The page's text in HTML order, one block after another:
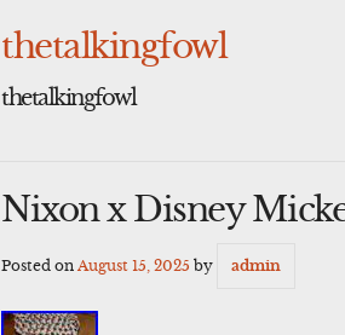
thetalkingfowl
thetalkingfowl
Nixon x Disney
Posted onAugust 15, 2025 by admin